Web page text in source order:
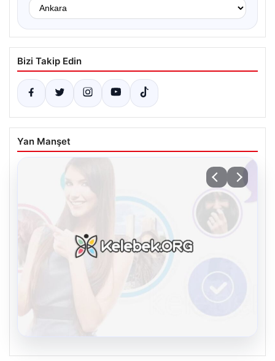
Bizi Takip Edin
Yan Manşet
08.08.2026